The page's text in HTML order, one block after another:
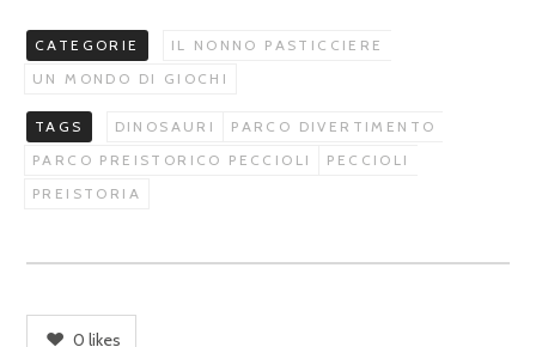
CATEGORIE
IL NONNO PASTICCIERE
UN MONDO DI GIOCHI
TAGS DINOSAURI
PARCO DIVERTIMENTO
PARCO PREISTORICO PECCIOLI
PECCIOLI
PREISTORIA
0 likes